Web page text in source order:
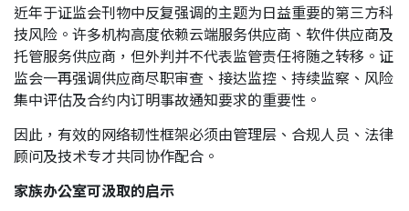
近年于证监会刊物中反复强调的主题为日益重要的第三方科
技风险。许多机构高度依赖云端服务供应商、软件供应商及
托管服务供应商，但外判并不代表监管责任将随之转移。证
监会一再强调供应商尽职审查、接达监控、持续监察、风险
集中评估及合约内订明事故通知要求的重要性。
因此，有效的网络韧性框架必须由管理层、合规人员、法律
顾问及技术专才共同协作配合。
家族办公室可汲取的启示